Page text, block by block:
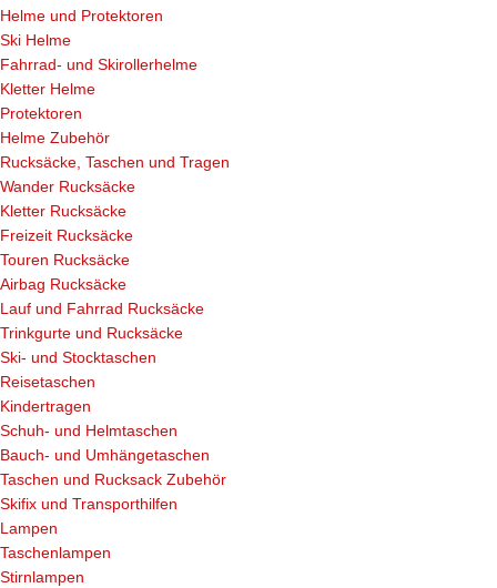
Helme und Protektoren
Ski Helme
Fahrrad- und Skirollerhelme
Kletter Helme
Protektoren
Helme Zubehör
Rucksäcke, Taschen und Tragen
Wander Rucksäcke
Kletter Rucksäcke
Freizeit Rucksäcke
Touren Rucksäcke
Airbag Rucksäcke
Lauf und Fahrrad Rucksäcke
Trinkgurte und Rucksäcke
Ski- und Stocktaschen
Reisetaschen
Kindertragen
Schuh- und Helmtaschen
Bauch- und Umhängetaschen
Taschen und Rucksack Zubehör
Skifix und Transporthilfen
Lampen
Taschenlampen
Stirnlampen